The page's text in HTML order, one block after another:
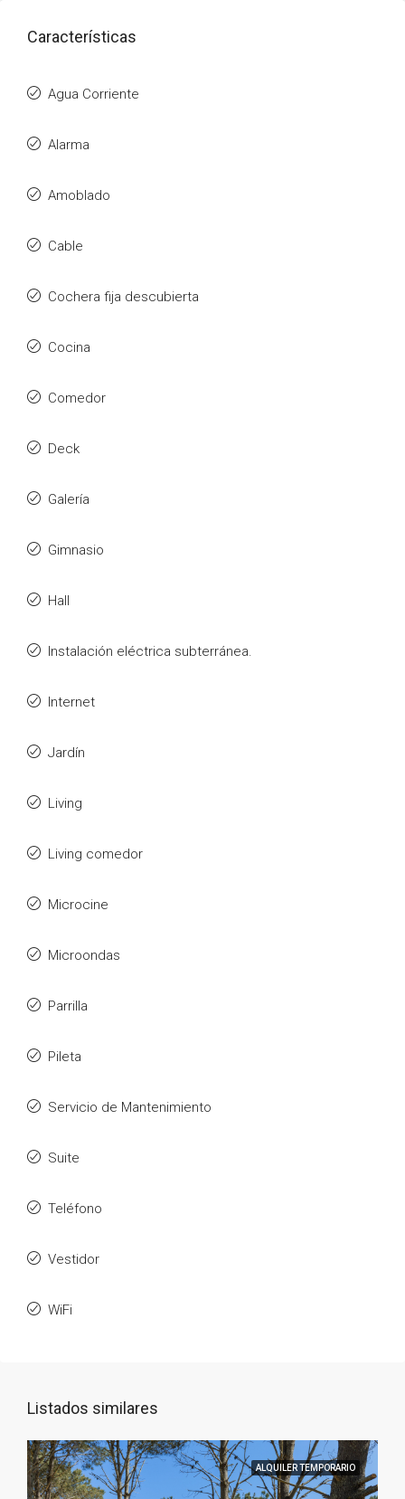
Características
Agua Corriente
Alarma
Amoblado
Cable
Cochera fija descubierta
Cocina
Comedor
Deck
Galería
Gimnasio
Hall
Instalación eléctrica subterránea.
Internet
Jardín
Living
Living comedor
Microcine
Microondas
Parrilla
Pileta
Servicio de Mantenimiento
Suite
Teléfono
Vestidor
WiFi
Listados similares
ALQUILER TEMPORARIO